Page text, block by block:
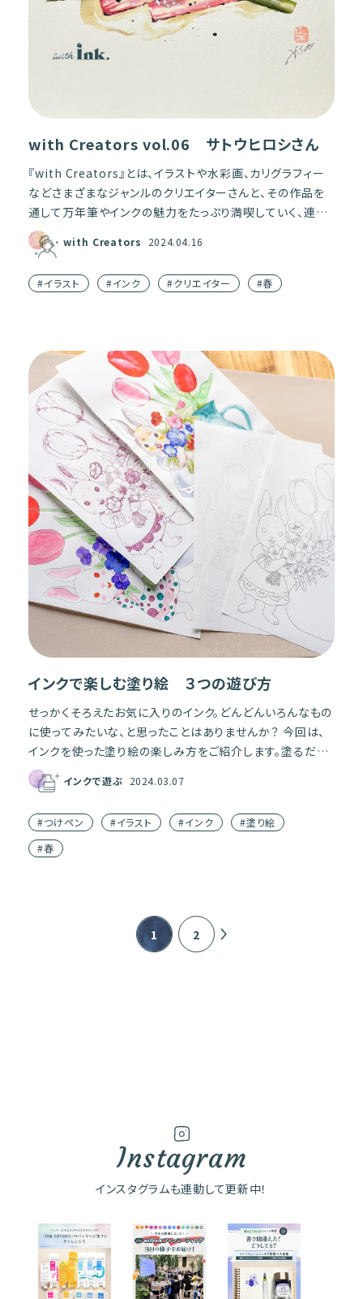
with Creators vol.06 サトウヒロシさん
『with Creators』とは、イラストや水彩画、カリグラフィー
などさまざまなジャンルのクリエイターさんと、その作品を
通して万年筆やインクの魅力をたっぷり満喫していく、連載
コーナー。 第6回目のクリエイターさんは、万 […]
with Creators 2024.04.16
#イラスト #インク #クリエイター #春
インクで楽しむ塗り絵 ３つの遊び方
せっかくそろえたお気に入りのインク。どんどんいろんなもの
に使ってみたいな、と思ったことはありませんか？ 今回は、
インクを使った塗り絵の楽しみ方をご紹介します。塗るだけ
で素敵なイラストに仕上がる塗り絵だからこそ、「どのイン
[…]
インクで遊ぶ 2024.03.07
#つけペン #イラスト #インク
#塗り絵
#春
1 2
Instagram
インスタグラムも連動して更新中！